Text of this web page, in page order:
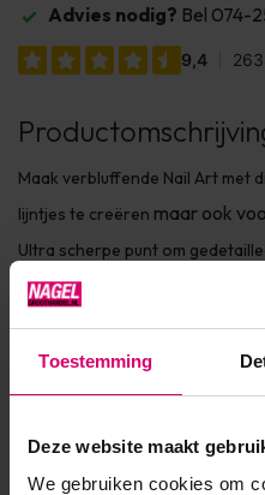
Toestemming
Deze website maakt
We gebruiken cookies om
Advies nodig? Bel 074-
Maak verbluffende Nail Art met
lijntjes te creëren maar ook
Ultra scherpe punt om
Artikelnummer